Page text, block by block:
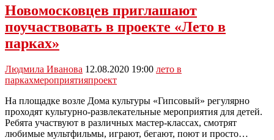
в
профориентации
Новомосковцев приглашают
поучаствовать в проекте «Лето в
парках»
Людмила Иванова 12.08.2020 19:00 лето в
паркахмероприятияпроект
На площадке возле Дома культуры «Гипсовый» регулярно
проходят культурно-развлекательные мероприятия для детей.
Ребята участвуют в различных мастер-классах, смотрят
любимые мультфильмы, играют, бегают, поют и просто…